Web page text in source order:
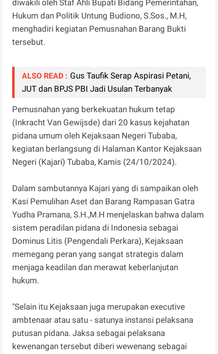
diwakili oleh Staf Ahli Bupati Bidang Pemerintahan,
Hukum dan Politik Untung Budiono, S.Sos., M.H,
menghadiri kegiatan Pemusnahan Barang Bukti
tersebut.
ALSO READ : Gus Taufik Serap Aspirasi Petani,
JUT dan BPJS PBI Jadi Usulan Terbanyak
Pemusnahan yang berkekuatan hukum tetap
(Inkracht Van Gewijsde) dari 20 kasus kejahatan
pidana umum oleh Kejaksaan Negeri Tubaba,
kegiatan berlangsung di Halaman Kantor Kejaksaan
Negeri (Kajari) Tubaba, Kamis (24/10/2024).
Dalam sambutannya Kajari yang di sampaikan oleh
Kasi Pemulihan Aset dan Barang Rampasan Gatra
Yudha Pramana, S.H.,M.H menjelaskan bahwa dalam
sistem peradilan pidana di Indonesia sebagai
Dominus Litis (Pengendali Perkara), Kejaksaan
memegang peran yang sangat strategis dalam
menjaga keadilan dan merawat keberlanjutan
hukum.
"Selain itu Kejaksaan juga merupakan executive
ambtenaar atau satu - satunya instansi pelaksana
putusan pidana. Jaksa sebagai pelaksana
kewenangan tersebut diberi wewenang sebagai